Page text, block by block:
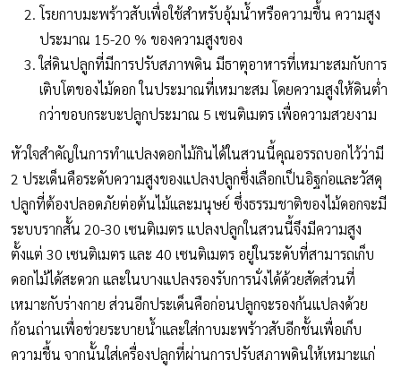
โรยกาบมะพร้าวสับเพื่อใช้สำหรับอุ้มน้ำหรือความชื้น ความสูง
ประมาณ 15-20 % ของความสูงของ
ใส่ดินปลูกที่มีการปรับสภาพดิน มีธาตุอาหารที่เหมาะสมกับการ
เติบโตของไม้ดอก ในประมาณที่เหมาะสม โดยความสูงให้ดินต่ำ
กว่าขอบกระบะปลูกประมาณ 5 เซนติเมตร เพื่อความสวยงาม
หัวใจสำคัญในการทำแปลงดอกไม้กินได้ในสวนนี้คุณอรรถบอกไว้ว่ามี
2 ประเด็นคือระดับความสูงของแปลงปลูกซึ่งเลือกเป็นอิฐก่อและวัสดุ
ปลูกที่ต้องปลอดภัยต่อต้นไม้และมนุษย์ ซึ่งธรรมชาติของไม้ดอกจะมี
ระบบรากสั้น 20-30 เซนติเมตร แปลงปลูกในสวนนี้จึงมีความสูง
ตั้งแต่ 30 เซนติเมตร และ 40 เซนติเมตร อยู่ในระดับที่สามารถเก็บ
ดอกไม้ได้สะดวก และในบางแปลงรองรับการนั่งได้ด้วยสัดส่วนที่
เหมาะกับร่างกาย ส่วนอีกประเด็นคือก่อนปลูกจะรองก้นแปลงด้วย
ก้อนถ่านเพื่อช่วยระบายน้ำและใส่กาบมะพร้าวสับอีกชั้นเพื่อเก็บ
ความชื้น จากนั้นใส่เครื่องปลูกที่ผ่านการปรับสภาพดินให้เหมาะแก่